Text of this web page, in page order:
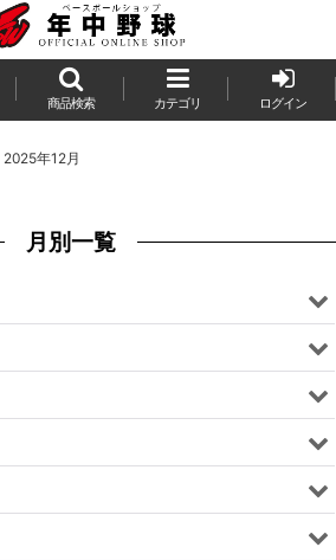
商品検索 カテゴリ ログイン
2025年12月
月別一覧